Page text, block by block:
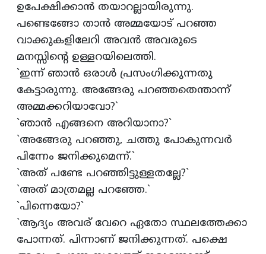
ഉപേക്ഷിക്കാന്‍ തയാറല്ലായിരുന്നു.
പണ്ടെങ്ങോ താന്‍ അമ്മയോട്‌ പറഞ്ഞ
വാക്കുകളിലേറി അവന്‍ അവരുടെ
മനസ്സിന്‍റെ ഉള്ളറയിലെത്തി.
`ഇന്ന്‌ ഞാന്‍ ഒരാള്‍ പ്രസംഗിക്കുന്നതു
കേട്ടാരുന്നു. അങ്ങേരു പറഞ്ഞതെന്താന്ന്‌
അമ്മക്കറിയാവോ?`
`ഞാന്‍ എങ്ങനെ അറിയാനാ?`
`അങ്ങേരു പറഞ്ഞു, ചത്തു പോകുന്നവര്‍
പിന്നേം ജനിക്കുമെന്ന്‌.`
`അത്‌ പണ്ടേ പറഞ്ഞിട്ടുള്ളതല്ലേ?`
`അത്‌ മാത്രമല്ല പറഞ്ഞേ.`
`പിന്നെയോ?`
`ആദ്യം അവര്‌ വേറെ ഏതോ സ്ഥലത്തേക്കാ
പോന്നത്‌. പിന്നാണ്‌ ജനിക്കുന്നത്‌. പക്ഷെ